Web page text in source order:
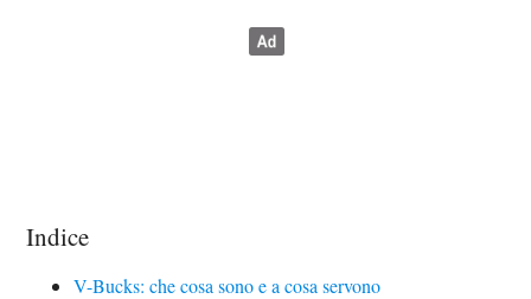
Indice
V-Bucks: che cosa sono e a cosa servono